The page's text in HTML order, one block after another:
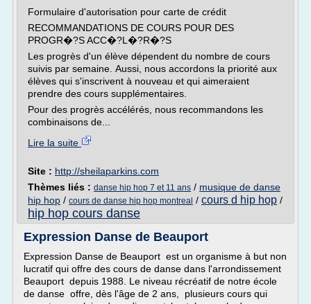
Formulaire d'autorisation pour carte de crédit
RECOMMANDATIONS DE COURS POUR DES
PROGR�?S ACC�?L�?R�?S
Les progrès d'un élève dépendent du nombre de cours
suivis par semaine. Aussi, nous accordons la priorité aux
élèves qui s'inscrivent à nouveau et qui aimeraient
prendre des cours supplémentaires.
Pour des progrès accélérés, nous recommandons les
combinaisons de...
Lire la suite
Site : http://sheilaparkins.com
Thèmes liés : danse hip hop 7 et 11 ans / musique de danse
hip hop / cours de danse hip hop montreal / cours d hip hop /
hip hop cours danse
Expression Danse de Beauport
Expression Danse de Beauport est un organisme à but non
lucratif qui offre des cours de danse dans l'arrondissement
Beauport depuis 1988. Le niveau récréatif de notre école
de danse offre, dès l'âge de 2 ans, plusieurs cours qui